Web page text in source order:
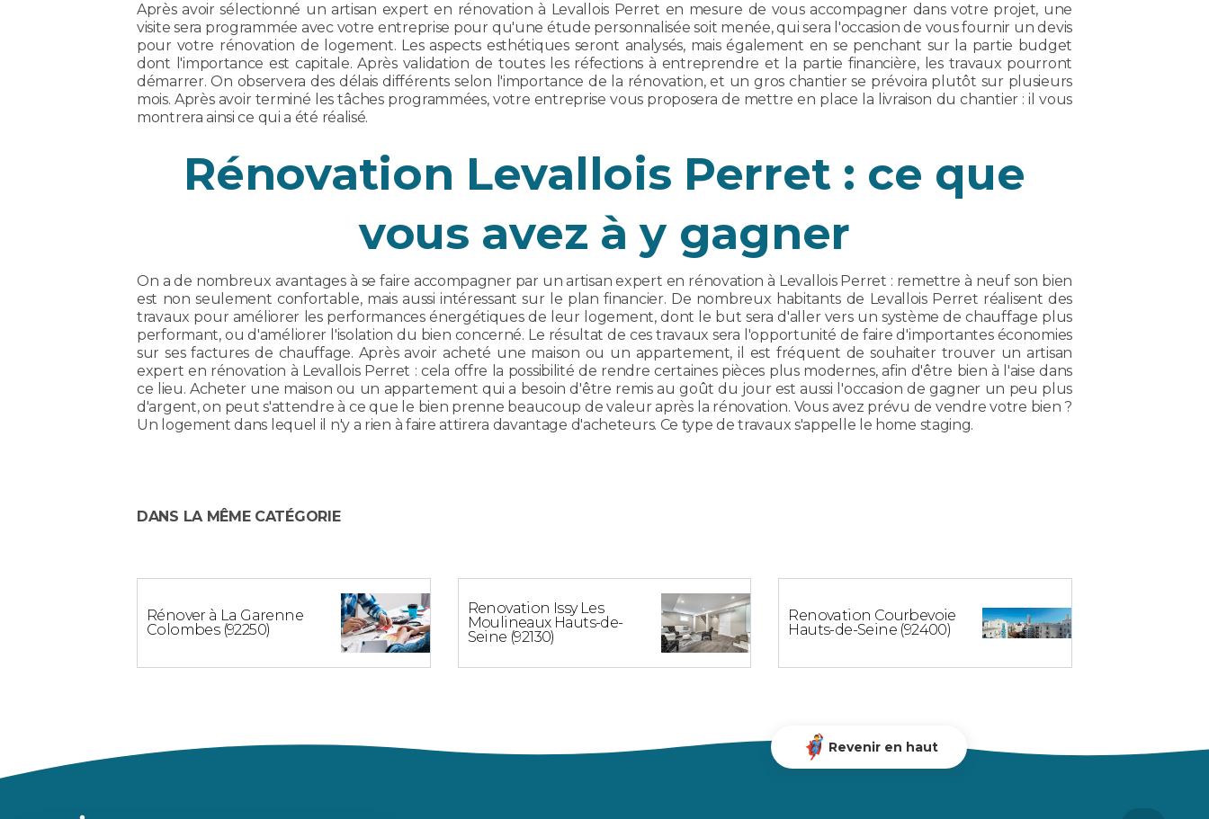
Après avoir sélectionné un artisan expert en rénovation à Levallois Perret en mesure de vous accompagner dans votre projet, une
visite sera programmée avec votre entreprise pour qu'une étude personnalisée soit menée, qui sera l'occasion de vous fournir un devis
pour votre rénovation de logement. Les aspects esthétiques seront analysés, mais également en se penchant sur la partie budget
dont l'importance est capitale. Après validation de toutes les réfections à entreprendre et la partie financière, les travaux pourront
démarrer. On observera des délais différents selon l'importance de la rénovation, et un gros chantier se prévoira plutôt sur plusieurs
mois. Après avoir terminé les tâches programmées, votre entreprise vous proposera de mettre en place la livraison du chantier : il vous
montrera ainsi ce qui a été réalisé.
Rénovation Levallois Perret : ce que
vous avez à y gagner
On a de nombreux avantages à se faire accompagner par un artisan expert en rénovation à Levallois Perret : remettre à neuf son bien
est non seulement confortable, mais aussi intéressant sur le plan financier. De nombreux habitants de Levallois Perret réalisent des
travaux pour améliorer les performances énergétiques de leur logement, dont le but sera d'aller vers un système de chauffage plus
performant, ou d'améliorer l'isolation du bien concerné. Le résultat de ces travaux sera l'opportunité de faire d'importantes économies
sur ses factures de chauffage. Après avoir acheté une maison ou un appartement, il est fréquent de souhaiter trouver un artisan
expert en rénovation à Levallois Perret : cela offre la possibilité de rendre certaines pièces plus modernes, afin d'être bien à l'aise dans
ce lieu. Acheter une maison ou un appartement qui a besoin d'être remis au goût du jour est aussi l'occasion de gagner un peu plus
d'argent, on peut s'attendre à ce que le bien prenne beaucoup de valeur après la rénovation. Vous avez prévu de vendre votre bien ?
Un logement dans lequel il n'y a rien à faire attirera davantage d'acheteurs. Ce type de travaux s'appelle le home staging.
DANS LA MÊME CATÉGORIE
Rénover à La Garenne
Colombes (92250)
Renovation Issy Les
Moulineaux Hauts-de-
Seine (92130)
Renovation Courbevoie
Hauts-de-Seine (92400)
Revenir en haut